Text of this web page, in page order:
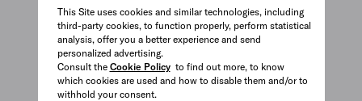
This Site uses cookies and similar technologies, including
third-party cookies, to function properly, perform statistical
analysis, offer you a better experience and send
personalized advertising.
Consult the Cookie Policyto find out more, to know
which cookies are used and how to disable them and/or to
withhold your consent.